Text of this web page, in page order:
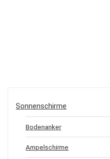
Sonnenschirme
Bodenanker
Ampelschirme